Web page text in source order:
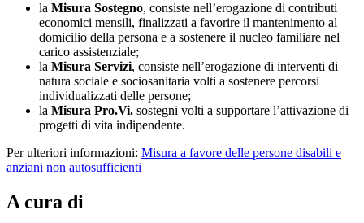
la Misura Sostegno, consiste nell’erogazione di contributi
economici mensili, finalizzati a favorire il mantenimento al
domicilio della persona e a sostenere il nucleo familiare nel
carico assistenziale;
la Misura Servizi, consiste nell’erogazione di interventi di
natura sociale e sociosanitaria volti a sostenere percorsi
individualizzati delle persone;
la Misura Pro.Vi. sostegni volti a supportare l’attivazione di
progetti di vita indipendente.
Per ulteriori informazioni: Misura a favore delle persone disabili e
anziani non autosufficienti
A cura di